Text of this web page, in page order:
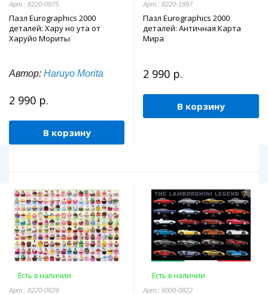
Арт.: 8220-0975
Пазл Eurographics 2000
деталей: Хару но ута от
Харуйо Мориты
Автор: Haruyo Morita
2 990 р.
В корзину
Арт.: 8220-1997
Пазл Eurographics 2000
деталей: Античная Карта
Мира
2 990 р.
В корзину
Есть в наличии
Арт.: 8220-0629
Есть в наличии
Арт.: 6000-0822